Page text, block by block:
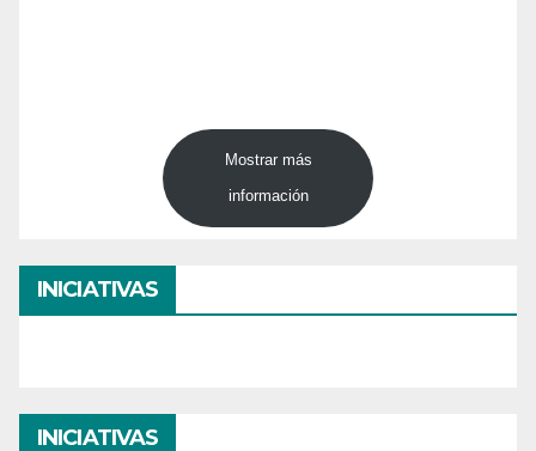
Mostrar más
información
INICIATIVAS
INICIATIVAS